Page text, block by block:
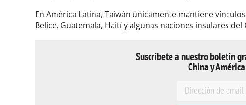
En América Latina, Taiwán únicamente mantiene
Belice, Guatemala, Haití y algunas naciones insulares del
Suscríbete a nuestro boletín
China y